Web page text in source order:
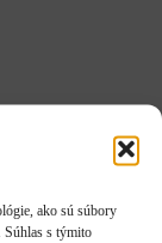
ako sú súbory
Súhlas s týmito